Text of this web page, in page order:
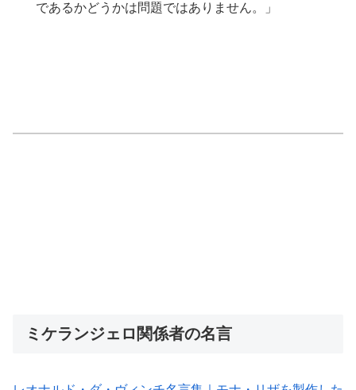
であるかどうかは問題ではありません。」
ミケランジェロ関係者の名言